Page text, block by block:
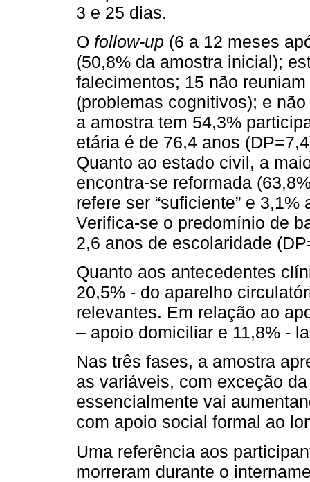
3 e 25 dias.
O follow-up (6 a 12 meses
(50,8% da amostra inicial);
falecimentos; 15 não
(problemas cognitivos); e
a amostra tem 54,3%
etária é de 76,4 anos
Quanto ao estado civil, a
encontra-se reformada
refere ser “suficiente” e 3,1%
Verifica-se o predomínio de
2,6 anos de escolaridade
Quanto aos antecedentes
20,5% - do aparelho
relevantes. Em relação ao
– apoio domiciliar e 11,8% -
Nas três fases, a amostra
as variáveis, com exceção
essencialmente vai
com apoio social formal ao
Uma referência aos
morreram durante o